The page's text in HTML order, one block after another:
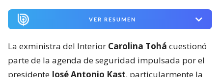
VER RESUMEN
La exministra del Interior Carolina Tohá cuestionó
parte de la agenda de seguridad impulsada por el
presidente José Antonio Kast, particularmente la